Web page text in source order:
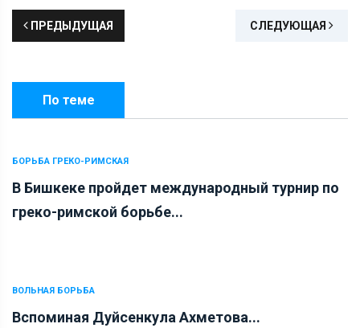
ПРЕДЫДУЩАЯ СЛЕДУЮЩАЯ
По теме
БОРЬБА ГРЕКО-РИМСКАЯ
В Бишкеке пройдет международный турнир по
греко-римской борьбе...
ВОЛЬНАЯ БОРЬБА
Вспоминая Дуйсенкула Ахметова...